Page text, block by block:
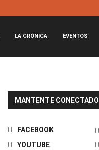
LA CRÓNICA EVENTOS
MANTENTE CONECTADO
FACEBOOK
YOUTUBE